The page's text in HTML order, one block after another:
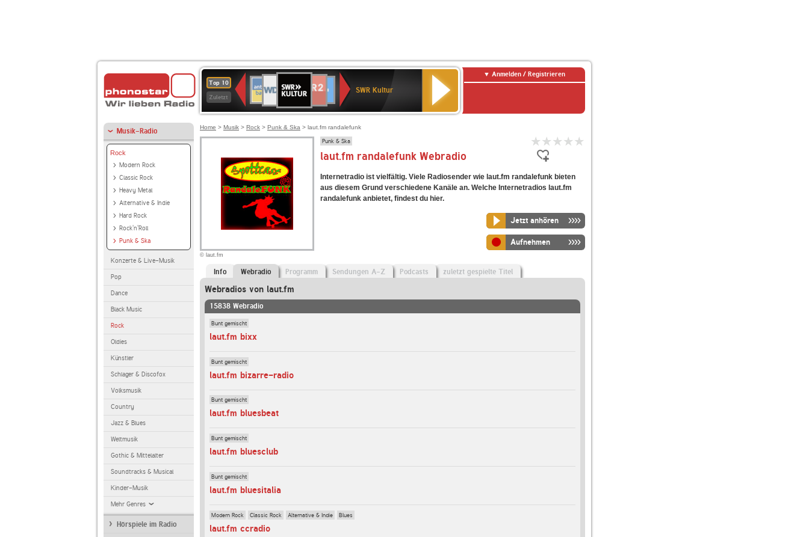
Top 10
Zuletzt
Deutschlandfunk
80er
90er
OLDIE
ANTENNE
SWR3
WDR
4
BR-
KLASSIK
Deutschlandfunk
Kultur
ANTENNE
BAYERN
2
Kultur2
SWR Kultur
Anmelden / Registrieren
Musik-Radio
Rock
Modern Rock
Classic Rock
Heavy Metal
Alternative & Indie
Hard Rock
Rock'n'Roll
Punk & Ska
Konzerte & Live-Musik
Pop
Dance
Black Music
Rock
Oldies
Künstler
Schlager & Discofox
Volksmusik
Country
Jazz & Blues
Weltmusik
Gothic & Mittelalter
Soundtracks & Musical
Kinder-Musik
Mehr Genres
Hörspiele im Radio
Home > Musik > Rock > Punk & Ska > laut.fm randalefunk
© laut.fm
Punk & Ska
laut.fm randalefunk Webradio
Internetradio ist vielfältig. Viele Radiosender wie laut.fm randalefunk bieten
aus diesem Grund verschiedene Kanäle an. Welche Internetradios laut.fm
randalefunk anbietet, findest du hier.
Jetzt anhören
Aufnehmen
Info Webradio Programm Sendungen A-Z Podcasts zuletzt gespielte Titel
Webradios von laut.fm
15838 Webradio
Bunt gemischt
laut.fm bixx
Bunt gemischt
laut.fm bizarre-radio
Bunt gemischt
laut.fm bluesbeat
Bunt gemischt
laut.fm bluesclub
Bunt gemischt
laut.fm bluesitalia
Modern Rock Classic Rock Alternative & Indie Blues
laut.fm ccradio